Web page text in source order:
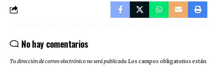
No hay comentarios
Tu dirección de correo electrónico no será publicada.Los campos obligatorios están